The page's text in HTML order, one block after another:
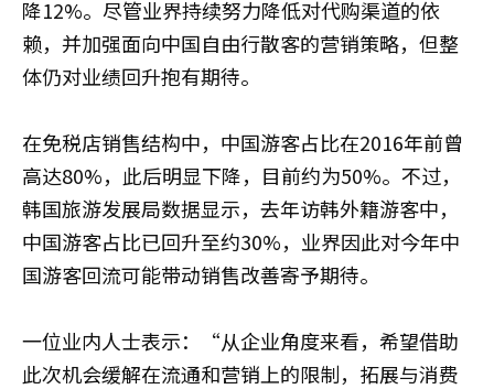
降12%。尽管业界持续努力降低对代购渠道的依
赖，并加强面向中国自由行散客的营销策略，但整
体仍对业绩回升抱有期待。
在免税店销售结构中，中国游客占比在2016年前曾
高达80%，此后明显下降，目前约为50%。不过，
韩国旅游发展局数据显示，去年访韩外籍游客中，
中国游客占比已回升至约30%，业界因此对今年中
国游客回流可能带动销售改善寄予期待。
一位业内人士表示：“从企业角度来看，希望借助
此次机会缓解在流通和营销上的限制，拓展与消费